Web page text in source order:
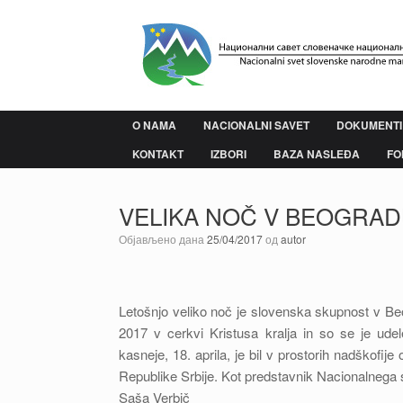
O NAMA NACIONALNI SAVET DOKUMENTI
KONTAKT
IZBORI BAZA NASLEĐA
VELIKA NOČ V
Објављено дана 25/04/2017од autor
Letošnjo veliko noč je slovenska skupnost v
2017 v cerkvi Kristusa kralja in so se je
kasneje, 18. aprila, je bil v prostorih
Republike Srbije. Kot predstavnik
Saša Verbič